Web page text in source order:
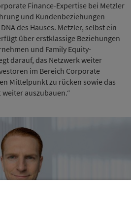
Finance-Expertise bei Metzler
und Kundenbeziehungen
des Hauses. Metzler, selbst ein
über erstklassige Beziehungen
und Family Equity-
darauf, das Netzwerk weiter
im Bereich Corporate
Mittelpunkt zu rücken sowie das
auszubauen.“